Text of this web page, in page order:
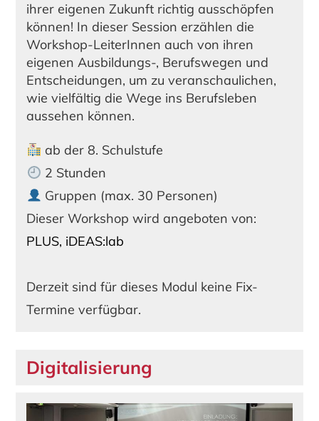
ihrer eigenen Zukunft richtig ausschöpfen
können! In dieser Session erzählen die
Workshop-LeiterInnen auch von ihren
eigenen Ausbildungs-, Berufswegen und
Entscheidungen, um zu veranschaulichen,
wie vielfältig die Wege ins Berufsleben
aussehen können.
ab der 8. Schulstufe
2 Stunden
Gruppen (max. 30 Personen)
Dieser Workshop wird angeboten von:
PLUS, iDEAS:lab
Derzeit sind für dieses Modul keine Fix-
Termine verfügbar.
Digitalisierung